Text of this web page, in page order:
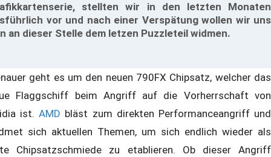
stellten wir in den letzten Monaten
vor und nach einer Verspätung wollen wir uns
an dieser Stelle dem letzen Puzzleteil widmen.
geht es um den neuen 790FX Chipsatz, welcher das
Flaggschiff beim Angriff auf die Vorherrschaft von
ist.AMD bläst zum direkten Performanceangriff und
sich aktuellen Themen, um sich endlich wieder als
Chipsatzschmiede zu etablieren. Ob dieser Angriff